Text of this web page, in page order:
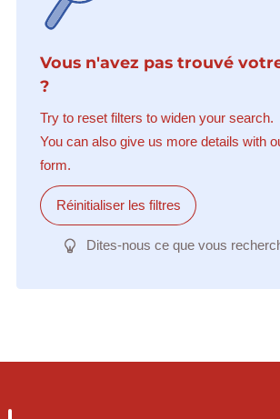
Vous n'avez pas trouvé
?
Try to reset filters to widen your search.
You can also give us more details with
form.
Réinitialiser les filtres
Dites-nous ce que vous